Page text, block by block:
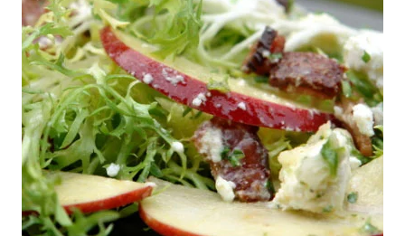
|
FRUTAS
|
VEGETARIANO
|
VERÃO